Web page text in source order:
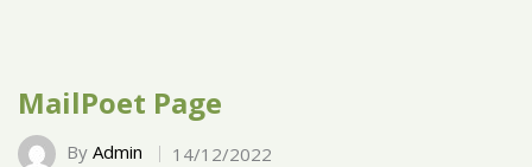
MailPoet Page
By Admin 14/12/2022